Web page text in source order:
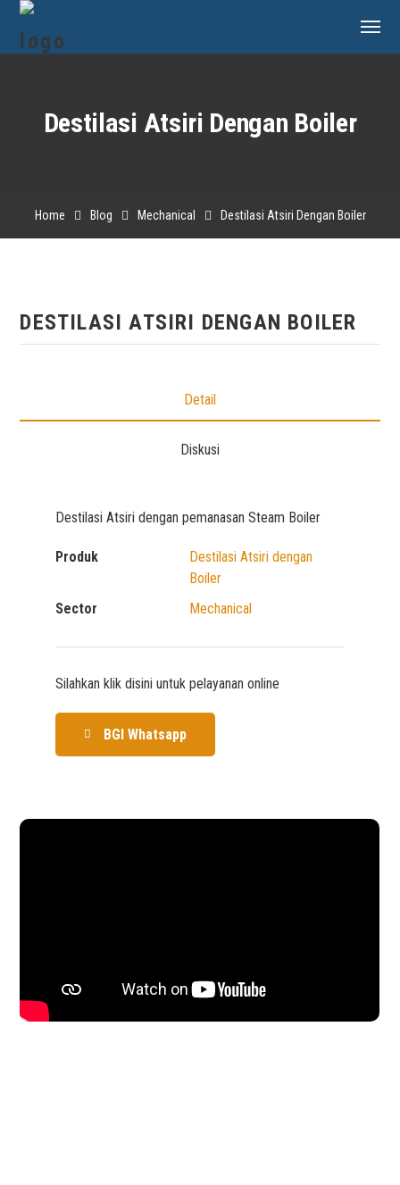
Destilasi Atsiri Dengan Boiler
Home Blog Mechanical Destilasi Atsiri Dengan Boiler
DESTILASI ATSIRI DENGAN BOILER
Detail
Diskusi
Destilasi Atsiri dengan pemanasan Steam Boiler
Produk
Destilasi Atsiri dengan
Boiler
Sector
Mechanical
Silahkan klik disini untuk pelayanan online
BGI Whatsapp